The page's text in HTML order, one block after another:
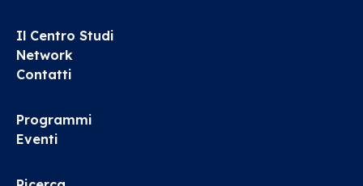
Il Centro Studi
Network
Contatti
Programmi
Eventi